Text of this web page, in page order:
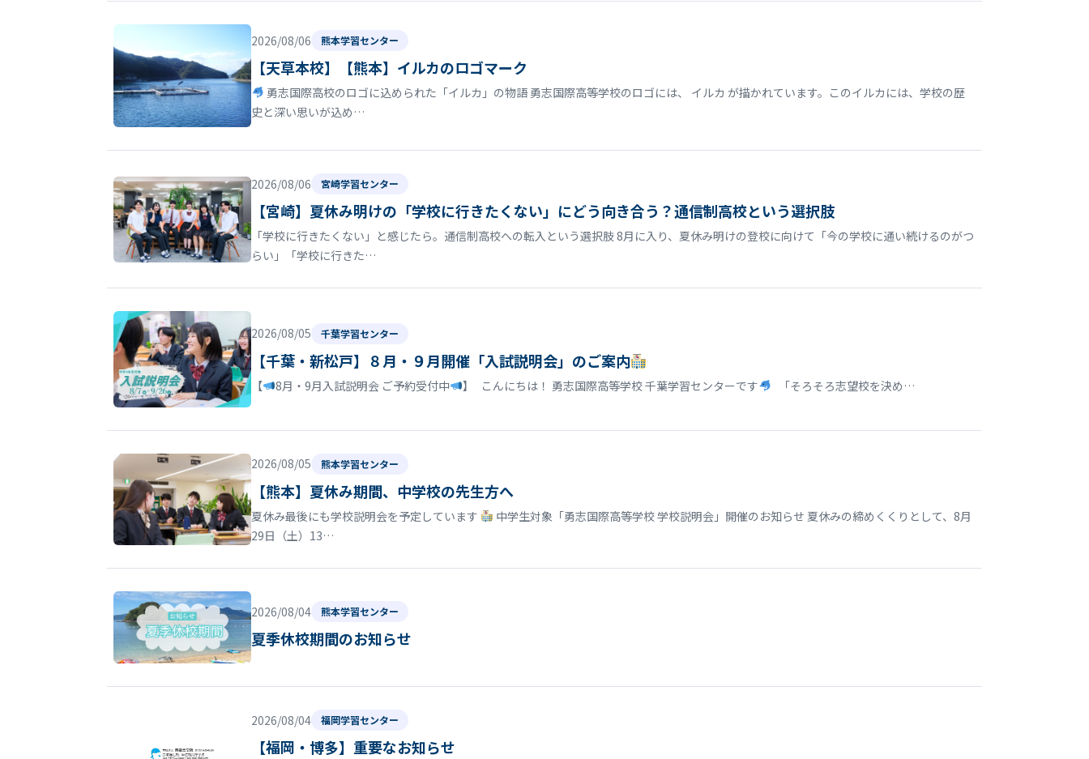
2026/08/06 熊本学習センター
【天草本校】【熊本】イルカのロゴマーク
勇志国際高校のロゴに込められた「イルカ」の物語 勇志国際高等学校のロゴには、 イルカ が描かれています。このイルカには、学校の歴
史と深い思いが込め…
2026/08/06 宮崎学習センター
【宮崎】夏休み明けの「学校に行きたくない」にどう向き合う？通信制高校という選択肢
「学校に行きたくない」と感じたら。通信制高校への転入という選択肢 8月に入り、夏休み明けの登校に向けて「今の学校に通い続けるのがつ
らい」「学校に行きた…
2026/08/05 千葉学習センター
【千葉・新松戸】８月・９月開催「入試説明会」のご案内
【 8月・9月入試説明会 ご予約受付中 】 こんにちは！ 勇志国際高等学校 千葉学習センターです 「そろそろ志望校を決め…
2026/08/05 熊本学習センター
【熊本】夏休み期間、中学校の先生方へ
夏休み最後にも学校説明会を予定しています
中学生対象「勇志国際高等学校 学校説明会」開催のお知らせ 夏休みの締めくくりとして、8月
29日（土）13…
2026/08/04 熊本学習センター
夏季休校期間のお知らせ
2026/08/04 福岡学習センター
【福岡・博多】重要なお知らせ